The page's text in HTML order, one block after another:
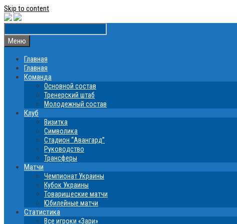
Skip to content
Меню
Главная
Главная
Команда
Основной состав
Тренерский штаб
Молодежный состав
Клуб
Визитка
Символика
Стадион “Авангард”
Руководство
Трансферы
Матчи
Чемпионат Украины
Кубок Украины
Товарищеские матчи
Юбилейные матчи
Статистика
Все игроки «Зари»